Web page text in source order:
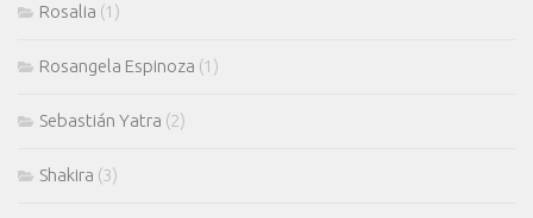
Rosalia (1)
Rosangela Espinoza (1)
Sebastián Yatra (2)
Shakira (3)